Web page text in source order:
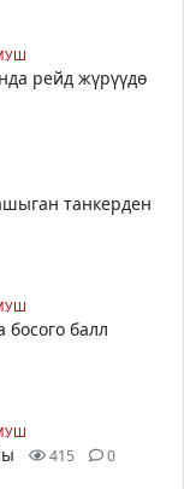
рейд жүрүүдө
танкерден
босого балл
415 0